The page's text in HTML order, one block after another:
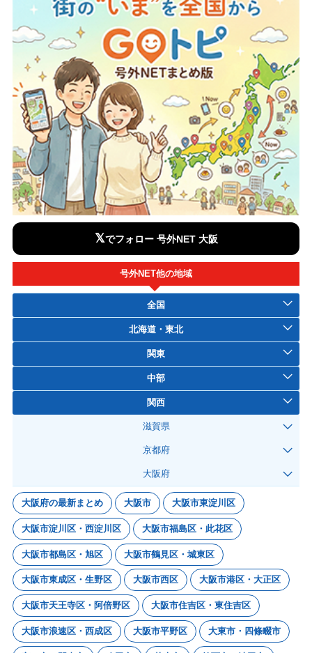
𝕏でフォロー 号外NET 大阪
号外NET他の地域
全国
北海道・東北
関東
中部
関西
滋賀県
京都府
大阪府
大阪府の最新まとめ 大阪市 大阪市東淀川区
大阪市淀川区・西淀川区 大阪市福島区・此花区
大阪市都島区・旭区 大阪市鶴見区・城東区
大阪市東成区・生野区 大阪市西区 大阪市港区・大正区
大阪市天王寺区・阿倍野区 大阪市住吉区・東住吉区
大阪市浪速区・西成区 大阪市平野区 大東市・四條畷市